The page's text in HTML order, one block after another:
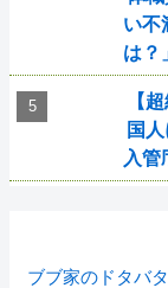
い不
は？
【
国
入
ブブ家のドタバ